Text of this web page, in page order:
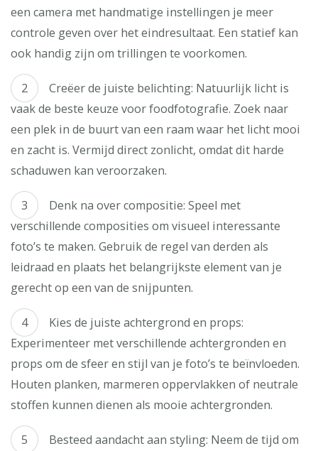
een camera met handmatige instellingen je meer
controle geven over het eindresultaat. Een statief kan
ook handig zijn om trillingen te voorkomen.
Creëer de juiste belichting: Natuurlijk licht is
vaak de beste keuze voor foodfotografie. Zoek naar
een plek in de buurt van een raam waar het licht mooi
en zacht is. Vermijd direct zonlicht, omdat dit harde
schaduwen kan veroorzaken.
Denk na over compositie: Speel met
verschillende composities om visueel interessante
foto’s te maken. Gebruik de regel van derden als
leidraad en plaats het belangrijkste element van je
gerecht op een van de snijpunten.
Kies de juiste achtergrond en props:
Experimenteer met verschillende achtergronden en
props om de sfeer en stijl van je foto’s te beïnvloeden.
Houten planken, marmeren oppervlakken of neutrale
stoffen kunnen dienen als mooie achtergronden.
Besteed aandacht aan styling: Neem de tijd om